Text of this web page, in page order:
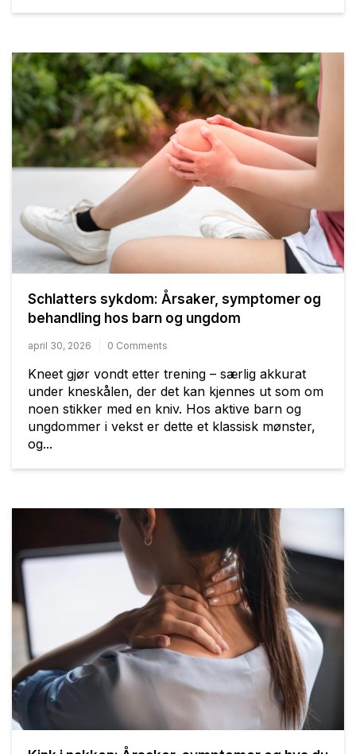
Schlatters sykdom: Årsaker, symptomer og
behandling hos barn og ungdom
april 30, 2026 0 Comments
Kneet gjør vondt etter trening – særlig akkurat
under kneskålen, der det kan kjennes ut som om
noen stikker med en kniv. Hos aktive barn og
ungdommer i vekst er dette et klassisk mønster,
og...